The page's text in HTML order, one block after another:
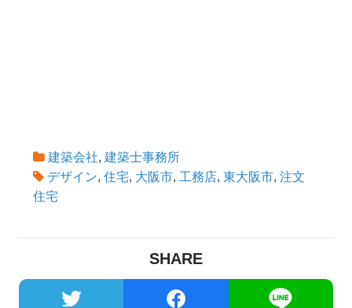
建築会社,建築士事務所
デザイン,住宅, 大阪市, 工務店,東大阪市,注文
住宅
SHARE